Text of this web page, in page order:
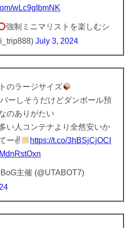
wLc9gIbmNK
強制ミニマリストを楽しむシ
July 3, 2024
のラージサイズ
ーしそうだけどダンボール預
のありがたい
い人コンテナより全然安いか
ー✌
https://t.co/3hBSjCjOCI
主催 (@UTABOT7)